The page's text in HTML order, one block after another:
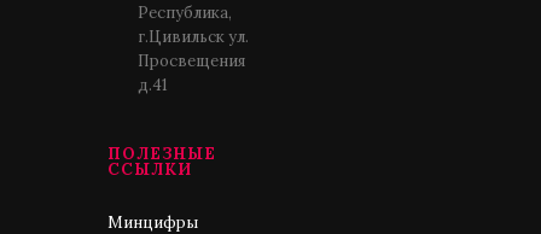
Республика,
г.Цивильск ул.
Просвещения
д.41
ПОЛЕЗНЫЕ
ССЫЛКИ
Минцифры